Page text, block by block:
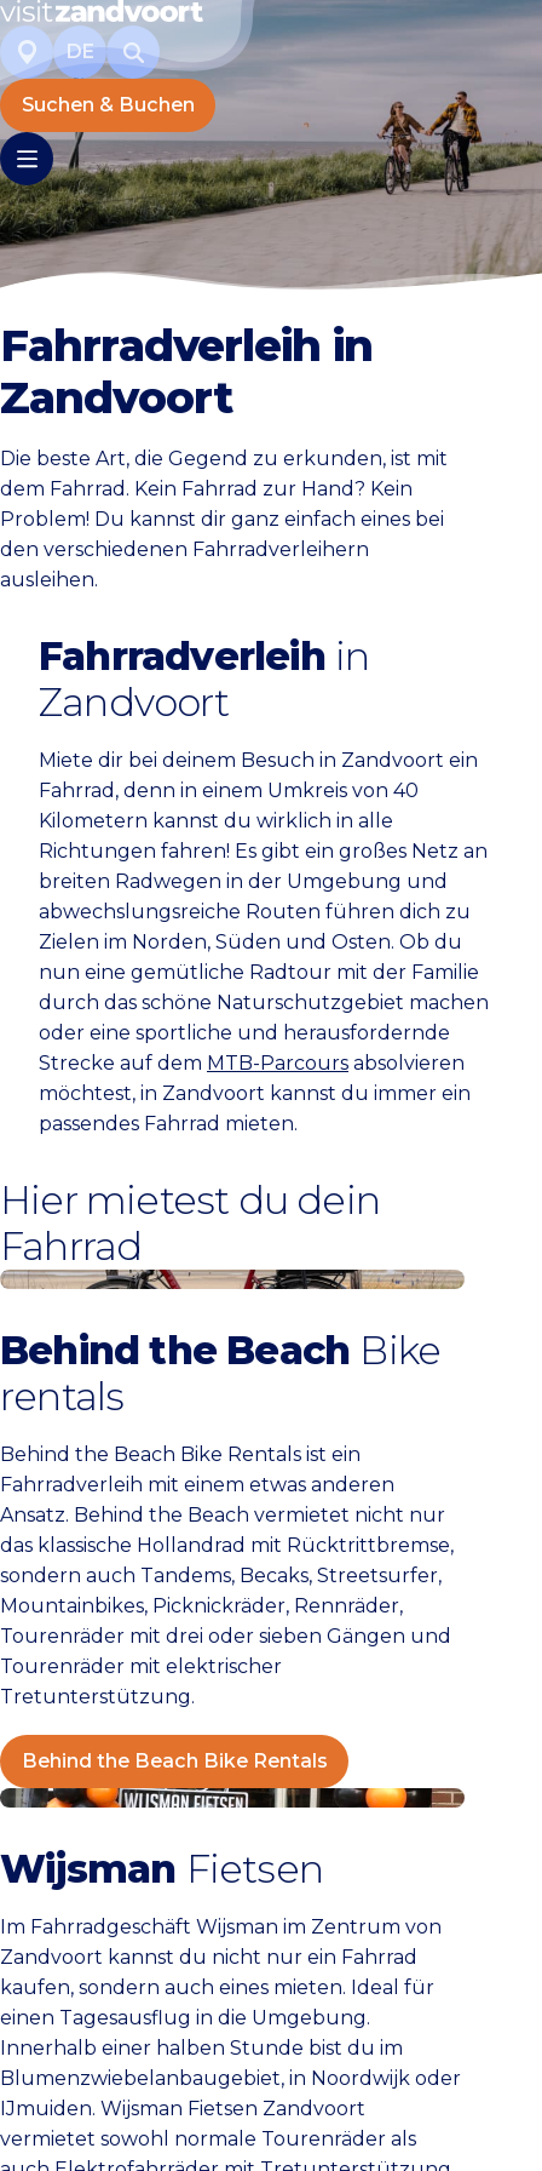
DE
Suchen & Buchen
Fahrradverleih in
Zandvoort
Die beste Art, die Gegend zu erkunden, ist mit
dem Fahrrad. Kein Fahrrad zur Hand? Kein
Problem! Du kannst dir ganz einfach eines bei
den verschiedenen Fahrradverleihern
ausleihen.
Fahrradverleih in
Zandvoort
Miete dir bei deinem Besuch in Zandvoort ein
Fahrrad, denn in einem Umkreis von 40
Kilometern kannst du wirklich in alle
Richtungen fahren! Es gibt ein großes Netz an
breiten Radwegen in der Umgebung und
abwechslungsreiche Routen führen dich zu
Zielen im Norden, Süden und Osten. Ob du
nun eine gemütliche Radtour mit der Familie
durch das schöne Naturschutzgebiet machen
oder eine sportliche und herausfordernde
Strecke auf dem MTB-Parcours absolvieren
möchtest, in Zandvoort kannst du immer ein
passendes Fahrrad mieten.
Hier mietest du dein
Fahrrad
Behind the Beach Bike Rentals
Behind the Beach Bike
rentals
Behind the Beach Bike Rentals ist ein
Fahrradverleih mit einem etwas anderen
Ansatz. Behind the Beach vermietet nicht nur
das klassische Hollandrad mit Rücktrittbremse,
sondern auch Tandems, Becaks, Streetsurfer,
Mountainbikes, Picknickräder, Rennräder,
Tourenräder mit drei oder sieben Gängen und
Tourenräder mit elektrischer
Tretunterstützung.
Behind the Beach Bike Rentals
Wijsman Fietsen
Wijsman Fietsen
Im Fahrradgeschäft Wijsman im Zentrum von
Zandvoort kannst du nicht nur ein Fahrrad
kaufen, sondern auch eines mieten. Ideal für
einen Tagesausflug in die Umgebung.
Innerhalb einer halben Stunde bist du im
Blumenzwiebelanbaugebiet, in Noordwijk oder
IJmuiden. Wijsman Fietsen Zandvoort
vermietet sowohl normale Tourenräder als